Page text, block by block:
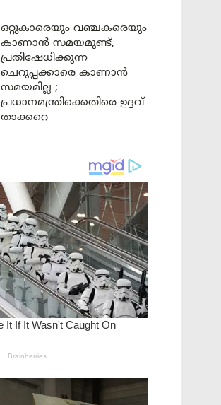
ഒറ്റുകാരെയും വഞ്ചകരെയും
കാണാൻ സമയമുണ്ട്,
പ്രതിഷേധിക്കുന്ന
ചെറുപ്പക്കാരെ കാണാൻ
സമയമില്ല ;
പ്രധാനമന്ത്രിക്കെതിരെ ഉദ്ദവ്
താക്കറെ